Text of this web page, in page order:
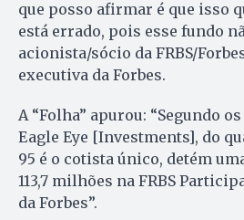
que posso afirmar é que isso
está errado, pois esse fundo
acionista/sócio da FRBS/
executiva da Forbes.
A “Folha” apurou: “Segundo
Eagle Eye [Investments], do
95 é o cotista único, detém
113,7 milhões na FRBS
da Forbes”.